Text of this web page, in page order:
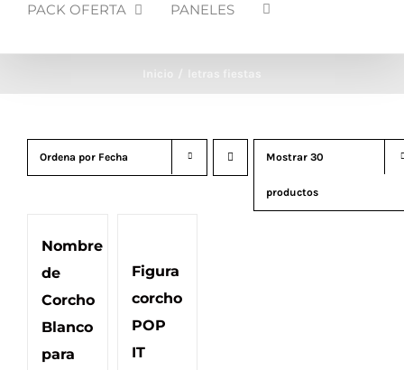
PACK OFERTA PANELES
Inicio letras fiestas
Ordena por Fecha Mostrar 30
productos
Nombre
de
Corcho
Blanco
para
Figura
corcho
POP
IT